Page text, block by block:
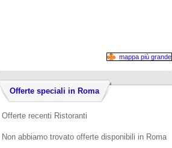
mappa più grande
Offerte speciali in Roma
Offerte recenti Ristoranti
Non abbiamo trovato offerte disponibili in Roma